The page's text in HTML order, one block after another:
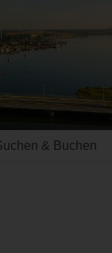
& Buchen